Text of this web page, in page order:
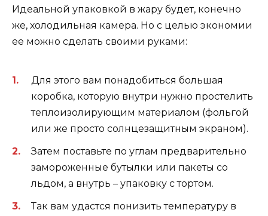
Идеальной упаковкой в жару будет, конечно
же, холодильная камера. Но с целью экономии
ее можно сделать своими руками:
Для этого вам понадобиться большая
коробка, которую внутри нужно простелить
теплоизолирующим материалом (фольгой
или же просто солнцезащитным экраном).
Затем поставьте по углам предварительно
замороженные бутылки или пакеты со
льдом, а внутрь – упаковку с тортом.
Так вам удастся понизить температуру в